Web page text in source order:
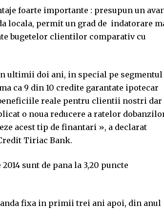
foarte importante : presupun un
locala, permit un grad de indatorare
bugetelor clientilor comparativ cu
ultimii doi ani, in special pe segmentul
ca 9 din 10 credite garantate ipotecar
reale pentru clientii nostri dar
o noua reducere a ratelor
acest tip de finantari », a declarat
Tiriac Bank.
sunt de pana la 3,20 puncte
fixa in primii trei ani apoi, din anul